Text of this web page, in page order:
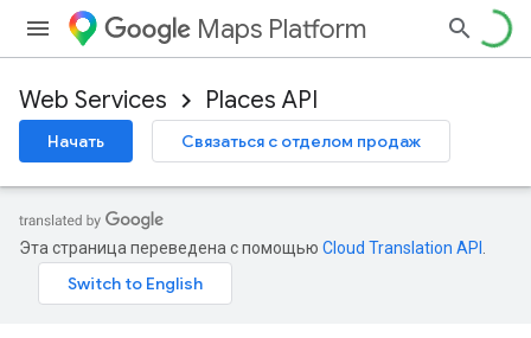
Maps Platform
Web Services Places API
Начать Связаться с отделом продаж
Эта страница переведена с помощью Cloud Translation API